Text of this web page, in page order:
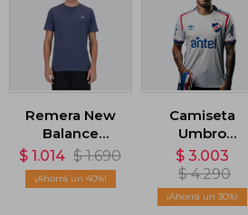
Remera New
Balance
Heathertech -
Azul
$ 1.014 $ 1.690
40
Camiseta
Umbro
Nacional
Home Oficial
2025 - Blanco
$ 3.003
$ 4.290
30